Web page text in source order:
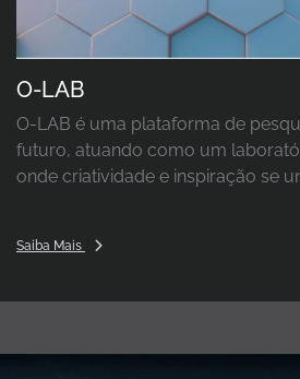
O-LAB
O-LAB é uma plataforma de
futuro, atuando como um
onde criatividade e inspiração se
Saiba Mais